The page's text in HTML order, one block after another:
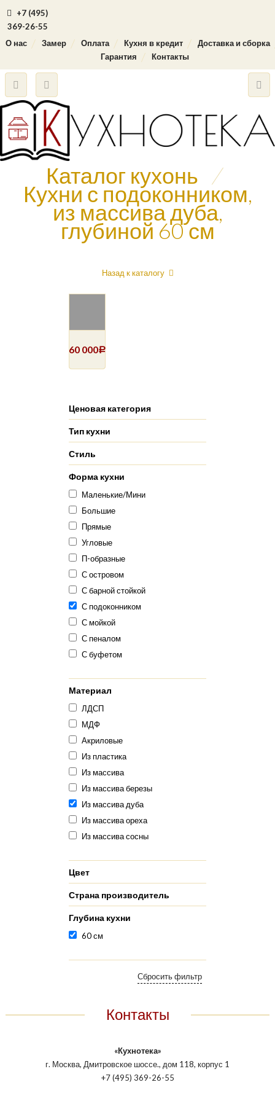
+7 (495)
369-26-55
О нас
Замер Оплата Кухня в кредит
Доставка и сборка
Гарантия
Контакты
Каталог кухонь /
Кухни с подоконником,
из массива дуба,
глубиной 60 см
Назад к каталогу
60 000Р
Ценовая категория
Тип кухни
Стиль
Форма кухни
Маленькие/Мини
Большие
Прямые
Угловые
П-образные
С островом
С барной стойкой
С подоконником
С мойкой
С пеналом
С буфетом
Материал
ЛДСП
МДФ
Акриловые
Из пластика
Из массива
Из массива березы
Из массива дуба
Из массива ореха
Из массива сосны
Цвет
Страна производитель
Глубина кухни
60 см
Контакты
«Кухнотека»
г. Москва, Дмитровское шоссе., дом 118, корпус 1
+7 (495) 369-26-55